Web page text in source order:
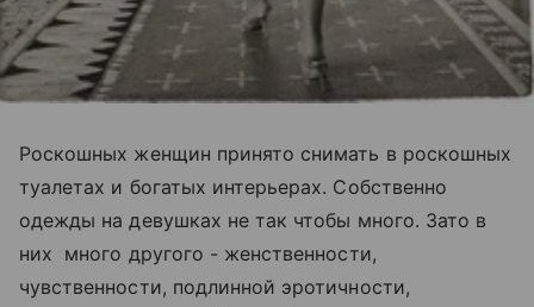
Роскошных женщин принято снимать в роскошных
туалетах и богатых интерьерах. Собственно
одежды на девушках не так чтобы много. Зато в
них много другого - женственности,
чувственности, подлинной эротичности,